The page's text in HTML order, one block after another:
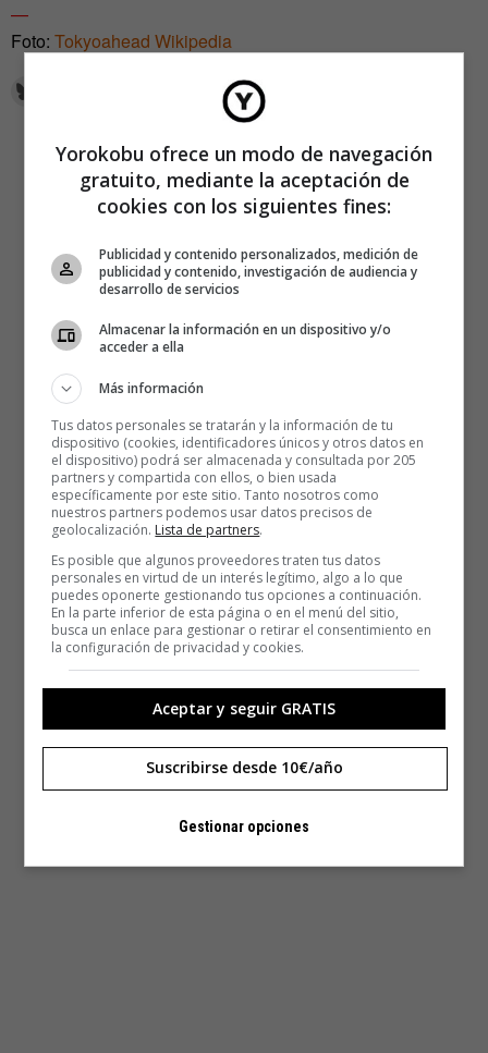
—
Foto: Tokyoahead Wikipedia
Yorokobu ofrece un modo de navegación
gratuito, mediante la aceptación de
cookies con los siguientes fines:
Publicidad y contenido personalizados, medición de
publicidad y contenido, investigación de audiencia y
desarrollo de servicios
Almacenar la información en un dispositivo y/o
acceder a ella
Más información
Tus datos personales se tratarán y la información de tu
dispositivo (cookies, identificadores únicos y otros datos en
el dispositivo) podrá ser almacenada y consultada por 205
partners y compartida con ellos, o bien usada
específicamente por este sitio. Tanto nosotros como
nuestros partners podemos usar datos precisos de
geolocalización. Lista de partners.
Es posible que algunos proveedores traten tus datos
personales en virtud de un interés legítimo, algo a lo que
puedes oponerte gestionando tus opciones a continuación.
En la parte inferior de esta página o en el menú del sitio,
busca un enlace para gestionar o retirar el consentimiento en
la configuración de privacidad y cookies.
Aceptar y seguir GRATIS
Suscribirse desde 10€/año
Gestionar opciones